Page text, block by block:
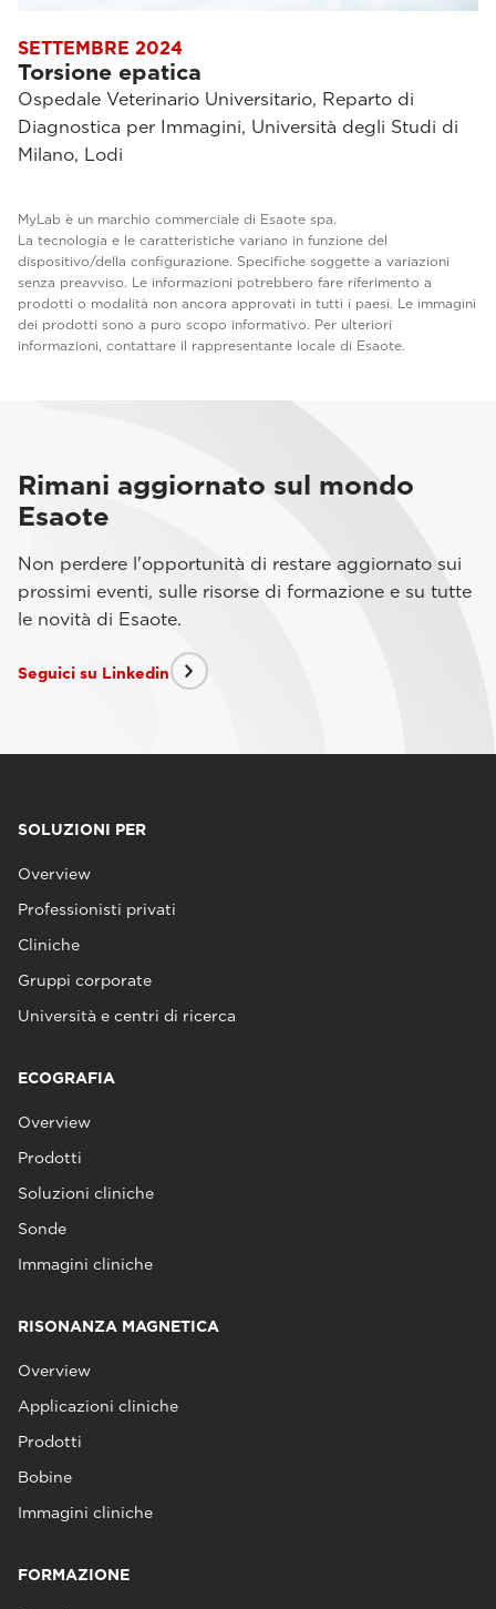
SETTEMBRE 2024
Torsione epatica
Ospedale Veterinario Universitario, Reparto di
Diagnostica per Immagini, Università degli Studi di
Milano, Lodi
MyLab è un marchio commerciale di Esaote spa.
La tecnologia e le caratteristiche variano in funzione del
dispositivo/della configurazione. Specifiche soggette a variazioni
senza preavviso. Le informazioni potrebbero fare riferimento a
prodotti o modalità non ancora approvati in tutti i paesi. Le immagini
dei prodotti sono a puro scopo informativo. Per ulteriori
informazioni, contattare il rappresentante locale di Esaote.
Rimani aggiornato sul mondo
Esaote
Non perdere l'opportunità di restare aggiornato sui
prossimi eventi, sulle risorse di formazione e su tutte
le novità di Esaote.
Seguici su Linkedin
SOLUZIONI PER
Overview
Professionisti privati
Cliniche
Gruppi corporate
Università e centri di ricerca
ECOGRAFIA
Overview
Prodotti
Soluzioni cliniche
Sonde
Immagini cliniche
RISONANZA MAGNETICA
Overview
Applicazioni cliniche
Prodotti
Bobine
Immagini cliniche
FORMAZIONE